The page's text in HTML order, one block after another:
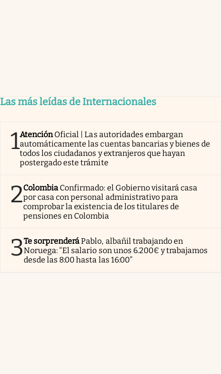
Las más leídas de Internacionales
1AtenciónOficial | Las autoridades embargan
automáticamente las cuentas bancarias y bienes de
todos los ciudadanos y extranjeros que hayan
postergado este trámite
2Colombia Confirmado: el Gobierno visitará casa
por casa con personal administrativo para
comprobar la existencia de los titulares de
pensiones en Colombia
3Te sorprenderáPablo, albañil trabajando en
Noruega: “El salario son unos 6.200€ y trabajamos
desde las 8:00 hasta las 16:00”